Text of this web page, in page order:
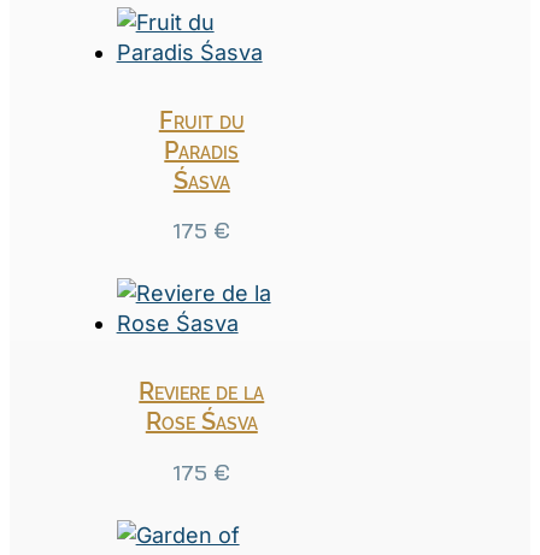
Fruit du
Paradis
Śasva
175 €
Reviere de la
Rose Śasva
175 €